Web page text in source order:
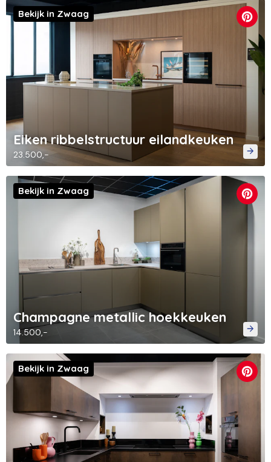
Eiken ribbelstructuur eilandkeuken
23.500,-
Bekijk in Zwaag
Champagne metallic hoekkeuken
14.500,-
Bekijk in Zwaag
Bekijk in Zwaag